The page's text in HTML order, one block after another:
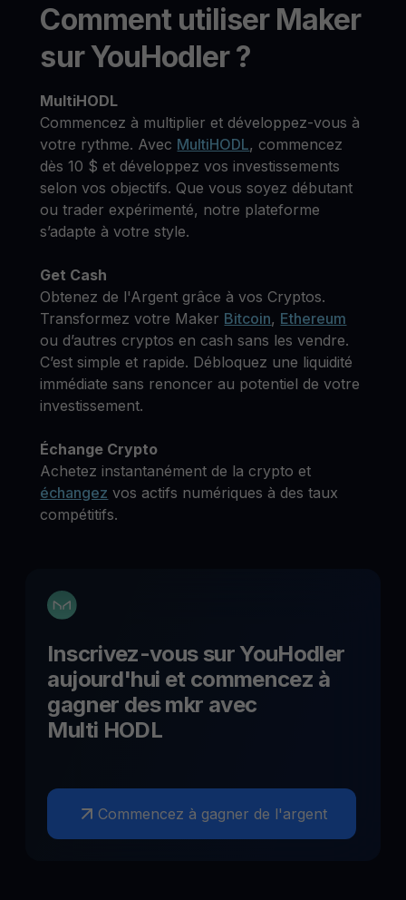
Comment utiliser Maker
sur YouHodler ?
MultiHODL
Commencez à multiplier et développez-vous à
votre rythme. Avec MultiHODL, commencez
dès 10 $ et développez vos investissements
selon vos objectifs. Que vous soyez débutant
ou trader expérimenté, notre plateforme
s’adapte à votre style.
Get Cash
Obtenez de l'Argent grâce à vos Cryptos.
Transformez votre Maker Bitcoin, Ethereum
ou d’autres cryptos en cash sans les vendre.
C’est simple et rapide. Débloquez une liquidité
immédiate sans renoncer au potentiel de votre
investissement.
Échange Crypto
Achetez instantanément de la crypto et
échangez vos actifs numériques à des taux
compétitifs.
Inscrivez-vous sur YouHodler
aujourd'hui et commencez à
gagner des mkr avec
Multi HODL
Commencez à gagner de l'argent